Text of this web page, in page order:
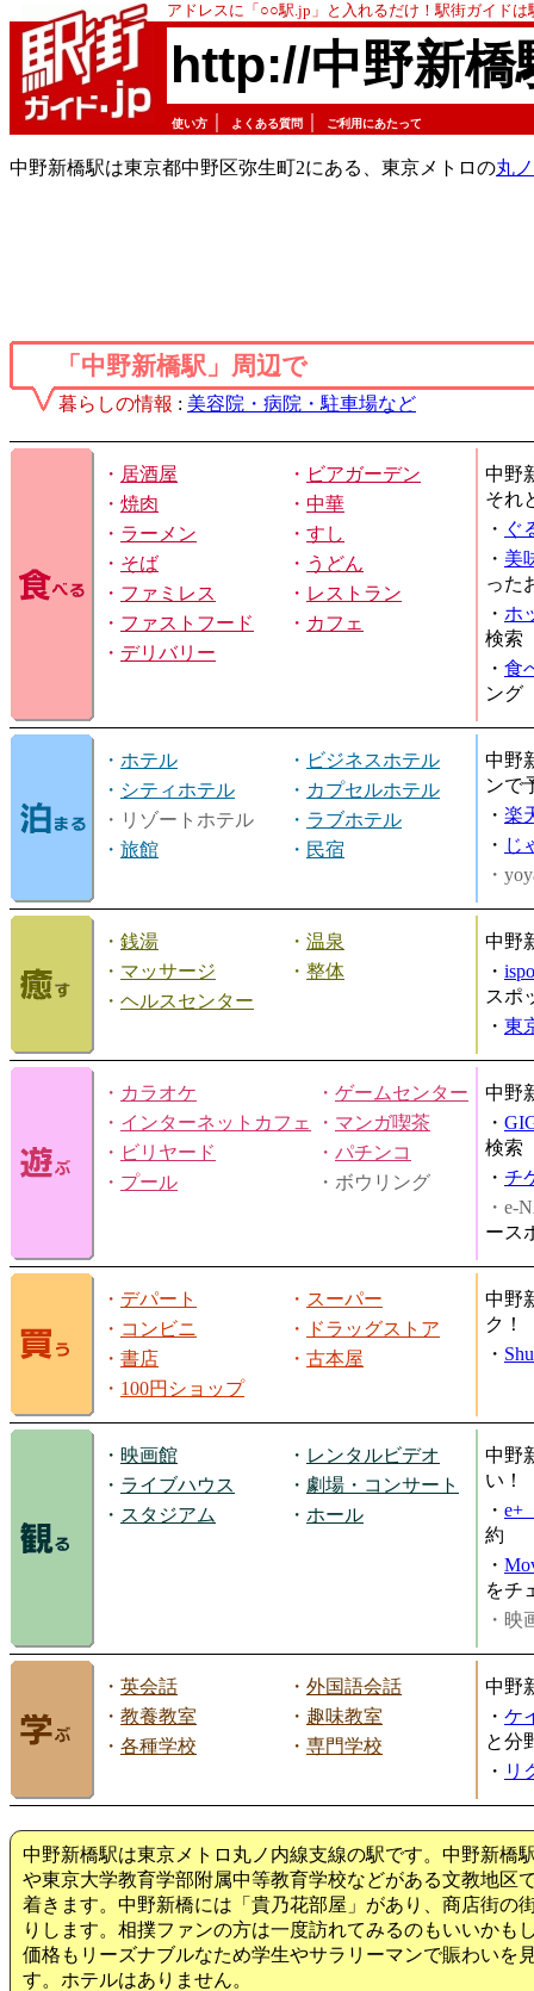
アドレスに「○○駅.jp」と入れるだけ！駅街ガイド
http://中野新橋
使い方 よくある質問 ご利用にあたって
中野新橋駅は東京都中野区弥生町2にある、東京メトロの丸
「中野新橋駅」周辺で
暮らしの情報 : 美容院・病院・駐車場など
・ 居酒屋 ・ ビアガーデン
・ 焼肉 ・ 中華
・ ラーメン ・ すし
・ そば ・ うどん
・ ファミレス ・ レストラン
・ ファストフード ・ カフェ
・ デリバリー
中野
それ
・ ぐ
・ 美
った
・ ホ
検索
・ 食
ング
・ ホテル ・ ビジネスホテル
・ シティホテル ・ カプセルホテル
・リゾートホテル
・ ラブホテル
・ 旅館 ・ 民宿
中野
ンで
・ 楽
・ じ
・
・ 銭湯 ・ 温泉
・ マッサージ ・ 整体
・ ヘルスセンター
中野
・
スポ
・ 東
・ カラオケ ・ ゲームセンター
・ インターネットカフェ ・ マンガ喫茶
・ ビリヤード ・ パチンコ
・ プール ・ボウリング
中野
・
検索
・ チ
・e-
ース
・ デパート ・ スーパー
・ コンビニ ・
ドラッグストア
・ 書店 ・ 古本屋
・ 100円ショップ
中野
ク！
・
・ 映画館 ・ レンタルビデオ
・ ライブハウス ・ 劇場・コンサート
・ スタジアム ・ ホール
中野
い！
・ e+
約
・
をチ
・映
・ 英会話 ・ 外国語会話
・ 教養教室 ・ 趣味教室
・ 各種学校 ・ 専門学校
中野
・ ケ
と分
・ リ
中野新橋駅は東京メトロ丸ノ内線支線の駅です。中野新橋
や東京大学教育学部附属中等教育学校などがある文教地区
着きます。中野新橋には「貴乃花部屋」があり、商店街の
りします。相撲ファンの方は一度訪れてみるのもいいかも
価格もリーズナブルなため学生やサラリーマンで賑わいを
す。ホテルはありません。